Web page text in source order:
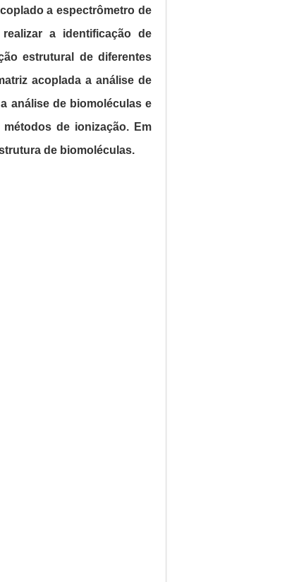
a espectrômetro de
a identificação de
estrutural de diferentes
acoplada a análise de
análise de biomoléculas e
de ionização. Em
de biomoléculas.